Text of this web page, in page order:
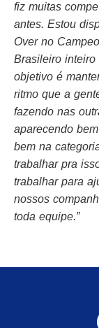
fiz muitas
antes. Estou
Over no
Brasileiro inteiro
objetivo é
ritmo que a
fazendo nas
aparecendo
bem na
trabalhar pra
trabalhar para
nossos
toda equipe.”